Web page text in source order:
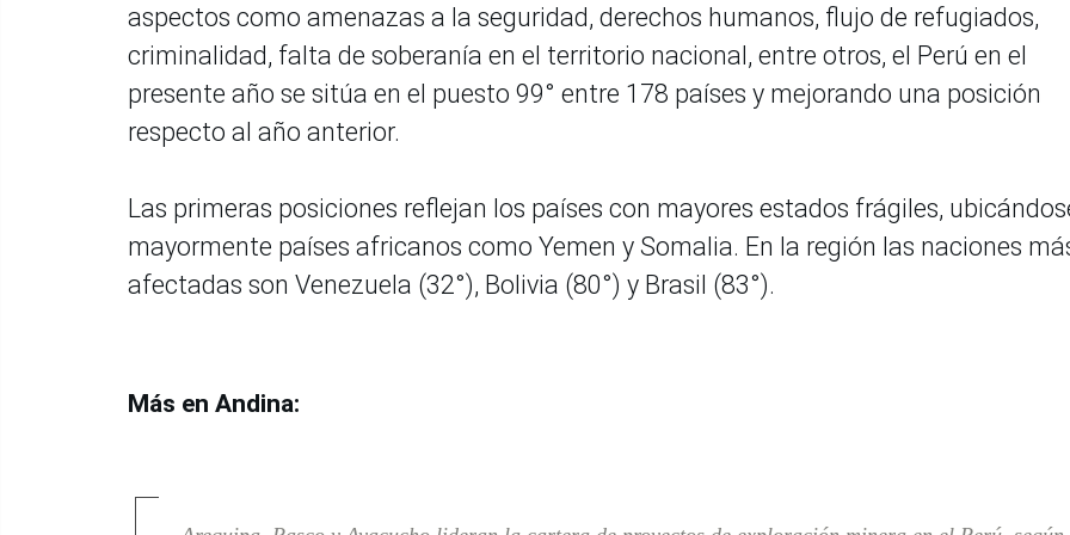
aspectos como amenazas a la seguridad, derechos humanos, flujo de refugiados,
criminalidad, falta de soberanía en el territorio nacional, entre otros, el Perú en el
presente año se sitúa en el puesto 99° entre 178 países y mejorando una posición
respecto al año anterior.
Las primeras posiciones reflejan los países con mayores estados frágiles,
mayormente países africanos como Yemen y Somalia. En la región las naciones
afectadas son Venezuela (32°), Bolivia (80°) y Brasil (83°).
Más en Andina: